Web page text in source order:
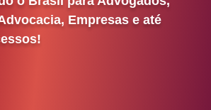
Empresas e até